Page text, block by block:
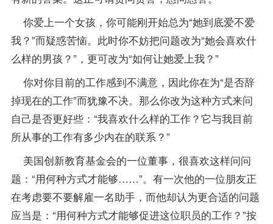
你爱上一个女孩，你可能刚开始总为“她到底爱不爱
我？”而疑惑苦恼。此时你不妨把问题改为“她会喜欢什
么样的男孩？”，更可改为“如何让她爱上我？”
你对你目前的工作感到不满意，因此你在为“是否辞
掉现在的工作”而犹豫不决。那么你改为这种方式来问
自己是否更好些：“我喜欢什么样的工作？它与我目前
所从事的工作有多少内在的联系？”
美国创新教育基金会的一位董事，很喜欢这样问问
题：“用何种方式才能够……”。有一次他的一位朋友正
在考虑要不要解雇一名助手，而他却认为更合适的问题
应当是：“用何种方式才能够促进这位职员的工作？”按